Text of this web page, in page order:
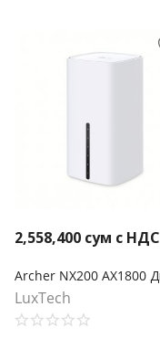
2,558,400 сум с НДС
LuxTech